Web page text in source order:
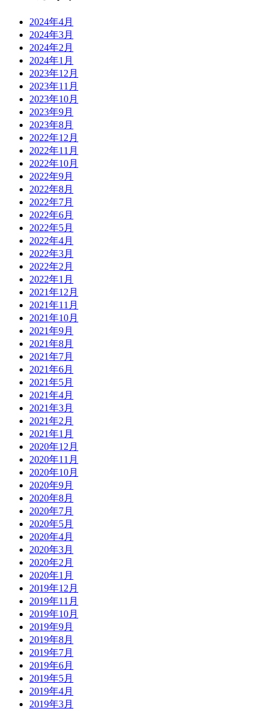
2024年4月
2024年3月
2024年2月
2024年1月
2023年12月
2023年11月
2023年10月
2023年9月
2023年8月
2022年12月
2022年11月
2022年10月
2022年9月
2022年8月
2022年7月
2022年6月
2022年5月
2022年4月
2022年3月
2022年2月
2022年1月
2021年12月
2021年11月
2021年10月
2021年9月
2021年8月
2021年7月
2021年6月
2021年5月
2021年4月
2021年3月
2021年2月
2021年1月
2020年12月
2020年11月
2020年10月
2020年9月
2020年8月
2020年7月
2020年5月
2020年4月
2020年3月
2020年2月
2020年1月
2019年12月
2019年11月
2019年10月
2019年9月
2019年8月
2019年7月
2019年6月
2019年5月
2019年4月
2019年3月